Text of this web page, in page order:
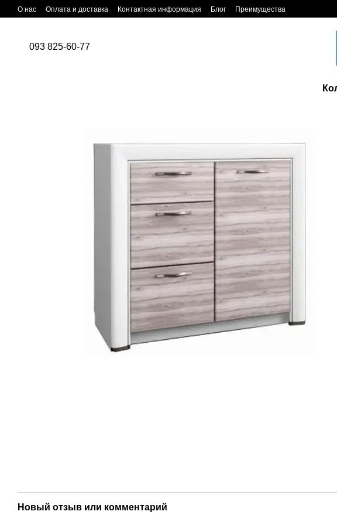
Перейти к основному контенту
О нас Оплата и доставка Контактная информация Блог Преимущества
093 825-60-77
Новый отзыв или комментарий